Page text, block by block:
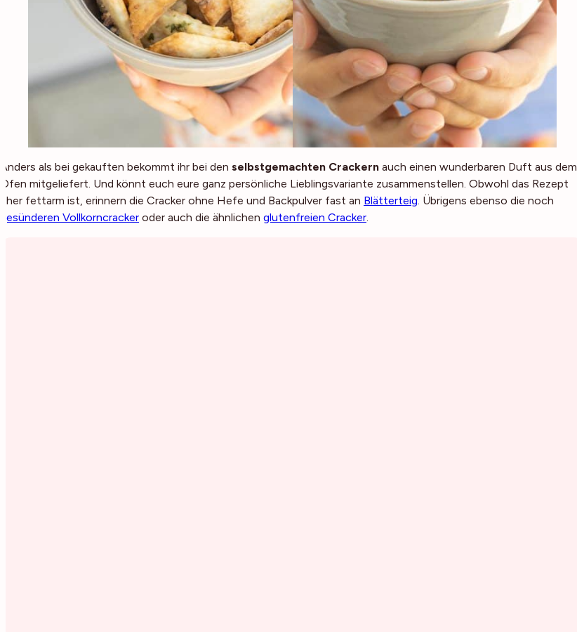
Anders als bei gekauften bekommt ihr bei den selbstgemachten Crackern auch einen wunderbaren Duft aus dem
Ofen mitgeliefert. Und könnt euch eure ganz persönliche Lieblingsvariante zusammenstellen. Obwohl das Rezept
eher fettarm ist, erinnern die Cracker ohne Hefe und Backpulver fast an Blätterteig . Übrigens ebenso die noch
gesünderen Vollkorncracker oder auch die ähnlichen glutenfreien Cracker